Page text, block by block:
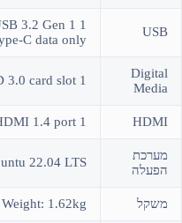
USB
3.2 Gen 1
C data only(
Digital
Media
1 SD 3.0 card slot
HDMI
1 HDMI 1.4 port*
מערכת
הפעלה
22.04 LTS
משקל 1.62kg